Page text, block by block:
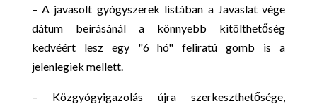
– A javasolt gyógyszerek listában a Javaslat vége
dátum beírásánál a könnyebb kitölthetőség
kedvéért lesz egy "6 hó" feliratú gomb is a
jelenlegiek mellett.
– Közgyógyigazolás újra szerkeszthetősége,